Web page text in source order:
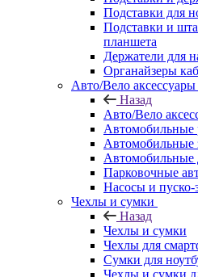
Подставки для
Подставки и
планшета
Держатели для
Органайзеры
Авто/Вело аксессуары
Назад
Авто/Вело
Автомобильные
Автомобильные
Автомобильные
Парковочные
Насосы и пуско-
Чехлы и сумки
Назад
Чехлы и сумки
Чехлы для
Сумки для
Чехлы и сумки